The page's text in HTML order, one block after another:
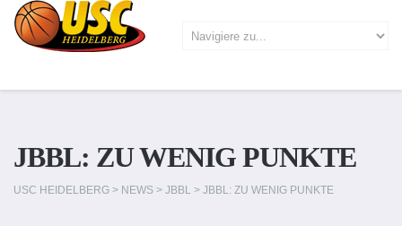
JBBL: ZU WENIG PUNKTE
USC HEIDELBERG > NEWS > JBBL > JBBL: ZU WENIG PUNKTE